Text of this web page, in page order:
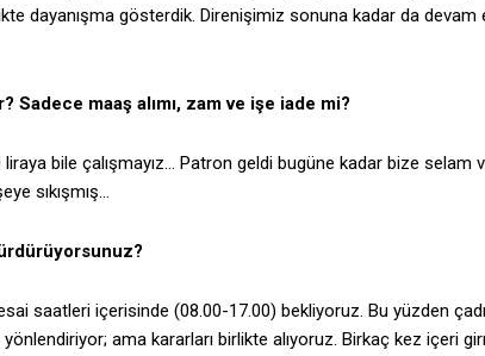
dayanışma gösterdik. Direnişimiz sonuna kadar da
maaş alımı, zam ve işe iade mi?
bile çalışmayız… Patron geldi bugüne kadar bize selam
sıkışmış…
saatleri içerisinde (08.00-17.00) bekliyoruz. Bu yüzden
ama kararları birlikte alıyoruz. Birkaç kez içeri